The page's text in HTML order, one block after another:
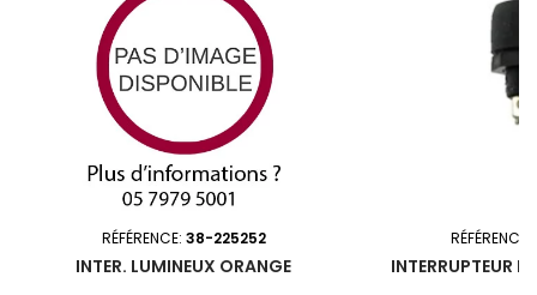
RÉFÉRENCE: 38-225252
INTER. LUMINEUX ORANGE
RÉFÉRENCE:
INTERRUPTEUR